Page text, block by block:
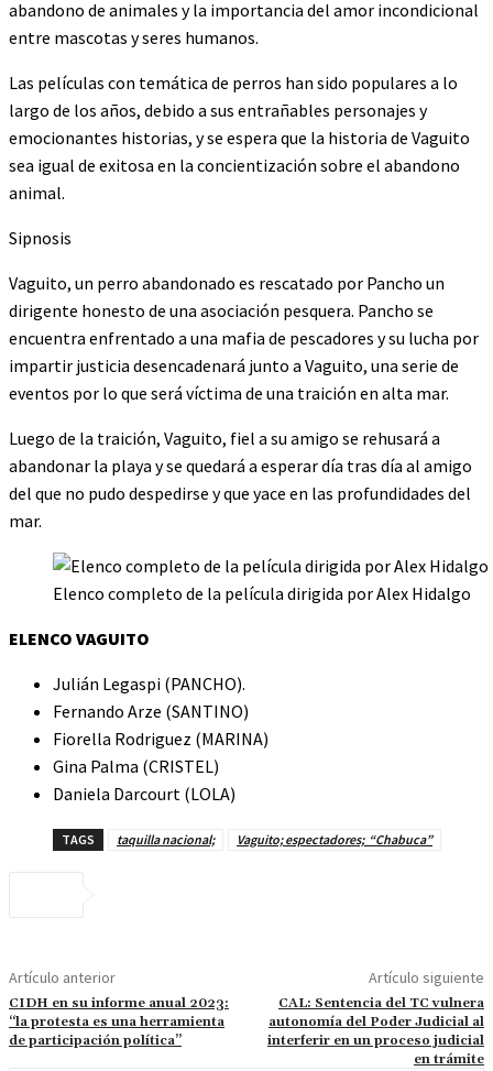
abandono de animales y la importancia del amor incondicional
entre mascotas y seres humanos.
Las películas con temática de perros han sido populares a lo
largo de los años, debido a sus entrañables personajes y
emocionantes historias, y se espera que la historia de Vaguito
sea igual de exitosa en la concientización sobre el abandono
animal.
Sipnosis
Vaguito, un perro abandonado es rescatado por Pancho un
dirigente honesto de una asociación pesquera. Pancho se
encuentra enfrentado a una mafia de pescadores y su lucha por
impartir justicia desencadenará junto a Vaguito, una serie de
eventos por lo que será víctima de una traición en alta mar.
Luego de la traición, Vaguito, fiel a su amigo se rehusará a
abandonar la playa y se quedará a esperar día tras día al amigo
del que no pudo despedirse y que yace en las profundidades del
mar.
Elenco completo de la película dirigida por Alex Hidalgo
ELENCO VAGUITO
Julián Legaspi (PANCHO).
Fernando Arze (SANTINO)
Fiorella Rodriguez (MARINA)
Gina Palma (CRISTEL)
Daniela Darcourt (LOLA)
TAGS taquilla nacional; Vaguito; espectadores; “Chabuca”
Artículo anterior
CIDH en su informe anual 2023:
“la protesta es una herramienta
de participación política”
Artículo siguiente
CAL: Sentencia del TC vulnera
autonomía del Poder Judicial al
interferir en un proceso judicial
en trámite